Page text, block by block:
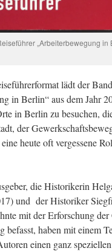
„Arbeiterbewegung in
lädt der Band
in Berlin“ aus dem Jahr
in Berlin zu besuchen,
der
heute oft vergessene
die Historikerin
und der Historiker
mit der Erforschung
befasst, haben mit einem
einen ganz